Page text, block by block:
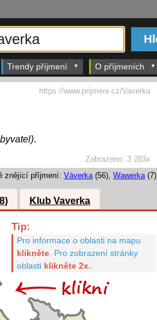
Trendy příjmení O příjmeních
Zobrazeno: 3 283x
.
https://www.prijmeni.cz/Vaverka
znějící příjmení: Váverka(56), Wawerka(7)
Klub Vaverka
Tip:
Pro informace o oblasti na mapu
klikněte. Pro zobrazení stránky
oblasti klikněte 2x.